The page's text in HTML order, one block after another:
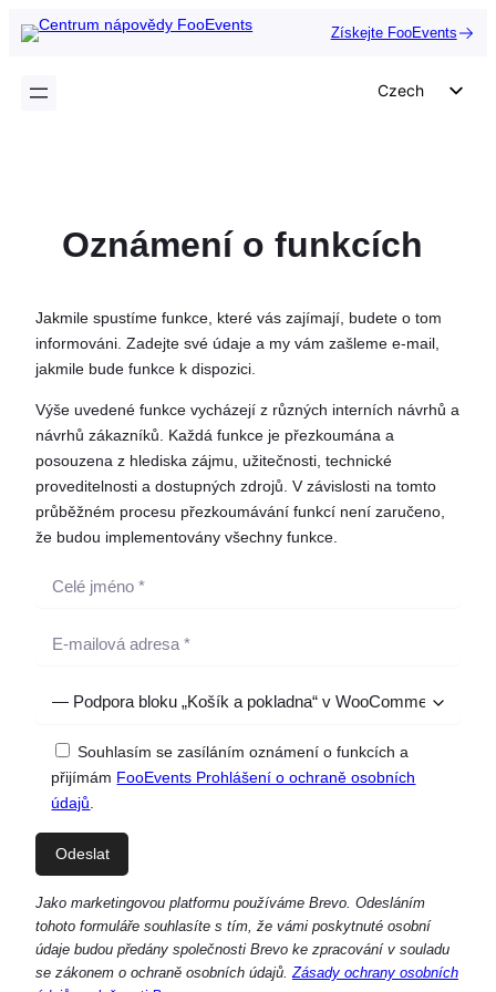
Přeskočit
na
Získejte FooEvents
Czech
Spanish
Portuguese
French
Greek
Oznámení o funkcích
Jakmile spustíme funkce, které vás zajímají, budete o tom
informováni. Zadejte své údaje a my vám zašleme e-mail,
jakmile bude funkce k dispozici.
Výše uvedené funkce vycházejí z různých interních návrhů a
návrhů zákazníků. Každá funkce je přezkoumána a
posouzena z hlediska zájmu, užitečnosti, technické
proveditelnosti a dostupných zdrojů. V závislosti na tomto
průběžném procesu přezkoumávání funkcí není zaručeno,
že budou implementovány všechny funkce.
Souhlasím se zasíláním oznámení o funkcích a
přijímám FooEvents Prohlášení o ochraně osobních
údajů
Jako marketingovou platformu používáme Brevo. Odesláním
tohoto formuláře souhlasíte s tím, že vámi poskytnuté osobní
údaje budou předány společnosti Brevo ke zpracování v souladu
se zákonem o ochraně osobních údajů.Zásady ochrany osobních